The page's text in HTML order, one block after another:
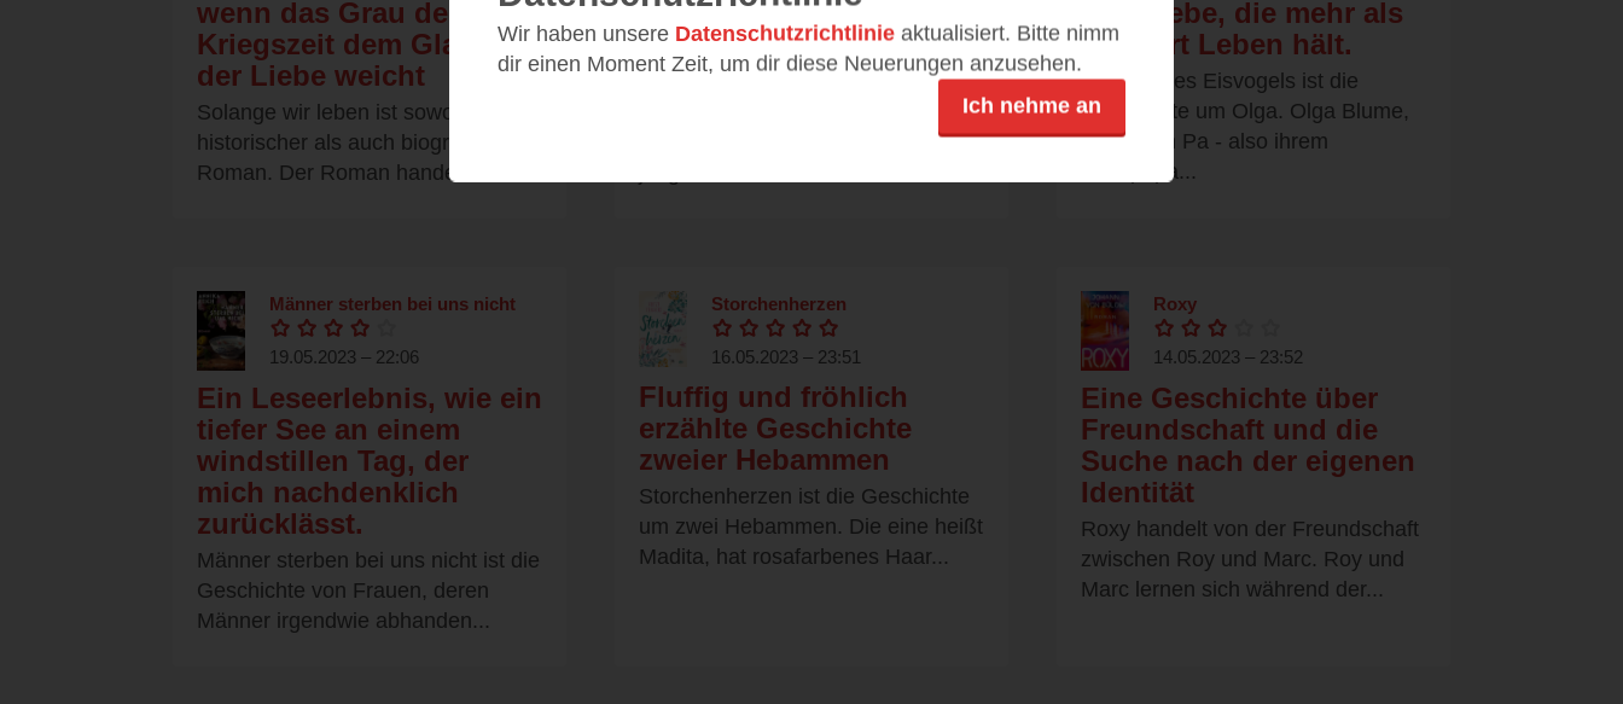
wenn das Grau der
Kriegszeit dem Glanz
der Liebe weicht
Solange wir leben ist sowohl ein
historischer als auch biografischer
Roman. Der Roman handelt von...
zwischen Verantwortung
und Mut zur
Veränderung
22 Bahnen erzählt die Geschichte
von Liebe, die mehr als
hundert Leben hält.
Der Ruf des Eisvogels ist die
Geschichte um Olga. Olga Blume,
von ihrem Pa - also ihrem
Großpapa...
Männer sterben bei uns nicht
19.05.2023 – 22:06
Ein Leseerlebnis, wie ein
tiefer See an einem
windstillen Tag, der
mich nachdenklich
zurücklässt.
Männer sterben bei uns nicht ist die
Geschichte von Frauen, deren
Männer irgendwie abhanden...
Storchenherzen
16.05.2023 – 23:51
Fluffig und fröhlich
erzählte Geschichte
zweier Hebammen
Storchenherzen ist die Geschichte
um zwei Hebammen. Die eine heißt
Madita, hat rosafarbenes Haar...
Roxy
14.05.2023 – 23:52
Eine Geschichte über
Freundschaft und die
Suche nach der eigenen
Identität
Roxy handelt von der Freundschaft
zwischen Roy und Marc. Roy und
Marc lernen sich während der...
Wir haben unsere Datenschutzrichtlinie aktualisiert. Bitte nimm
dir einen Moment Zeit, um dir diese Neuerungen anzusehen.
Ich nehme an